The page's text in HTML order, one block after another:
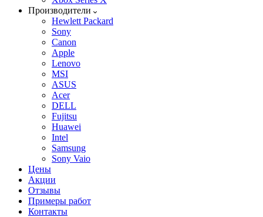
Производители
Hewlett Packard
Sony
Canon
Apple
Lenovo
MSI
ASUS
Acer
DELL
Fujitsu
Huawei
Intel
Samsung
Sony Vaio
Цены
Акции
Отзывы
Примеры работ
Контакты